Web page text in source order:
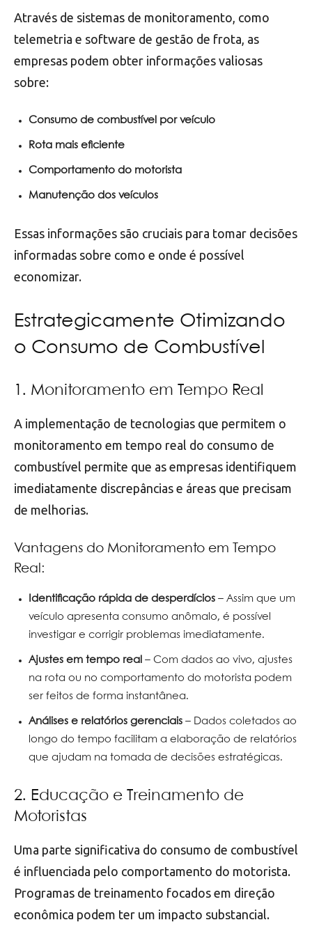
Através de sistemas de monitoramento, como
telemetria e software de gestão de frota, as
empresas podem obter informações valiosas
sobre:
Consumo de combustível por veículo
Rota mais eficiente
Comportamento do motorista
Manutenção dos veículos
Essas informações são cruciais para tomar decisões
informadas sobre como e onde é possível
economizar.
Estrategicamente Otimizando
o Consumo de Combustível
1. Monitoramento em Tempo Real
A implementação de tecnologias que permitem o
monitoramento em tempo real do consumo de
combustível permite que as empresas identifiquem
imediatamente discrepâncias e áreas que precisam
de melhorias.
Vantagens do Monitoramento em Tempo
Real:
Identificação rápida de desperdícios – Assim que um
veículo apresenta consumo anômalo, é possível
investigar e corrigir problemas imediatamente.
Ajustes em tempo real – Com dados ao vivo, ajustes
na rota ou no comportamento do motorista podem
ser feitos de forma instantânea.
Análises e relatórios gerenciais – Dados coletados ao
longo do tempo facilitam a elaboração de relatórios
que ajudam na tomada de decisões estratégicas.
2. Educação e Treinamento de
Motoristas
Uma parte significativa do consumo de combustível
é influenciada pelo comportamento do motorista.
Programas de treinamento focados em direção
econômica podem ter um impacto substancial.